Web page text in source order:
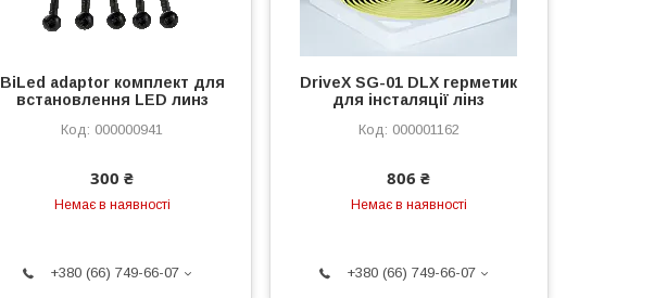
BiLed adaptor комплект для
встановлення LED линз
000000941
300 ₴
Немає в наявності
+380 (66) 749-66-07
DriveX SG-01 DLX герметик
для інсталяції лінз
000001162
806 ₴
Немає в наявності
+380 (66) 749-66-07